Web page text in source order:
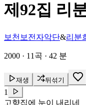
제92집 리
보천보전자악단&리분
2000 · 11곡 · 42 분
재생 뒤섞기
1
고향집에 눈이 내리네